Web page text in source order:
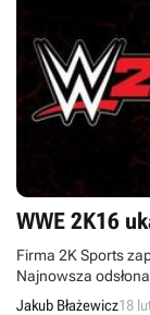
WWE 2K16
Firma 2K Sports
Najnowsza
komputerach
Jakub Błażewicz18